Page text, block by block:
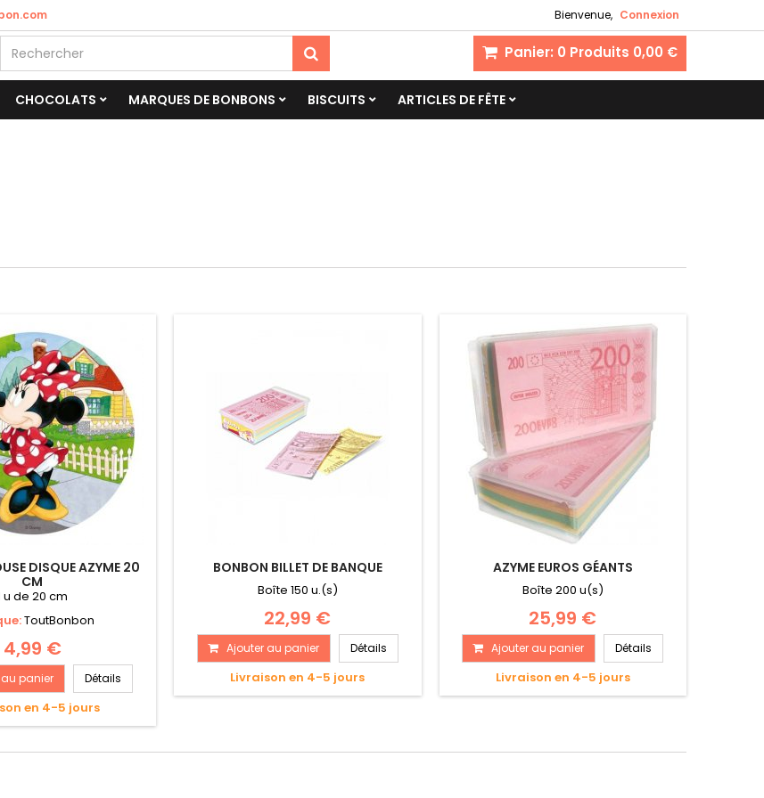
Bienvenue, Connexion
Panier: 0 Produits 0,00 €
CHOCOLATS MARQUES DE BONBONS BISCUITS ARTICLES DE FÊTE
DISQUE AZYME 20
CM
u de 20 cm
ToutBonbon
4,99 €
panier Détails
en 4-5 jours
BONBON BILLET DE BANQUE
Boîte 150 u.(s)
22,99 €
Ajouter au panier Détails
Livraison en 4-5 jours
AZYME EUROS GÉANTS
Boîte 200 u(s)
25,99 €
Ajouter au panier Détails
Livraison en 4-5 jours